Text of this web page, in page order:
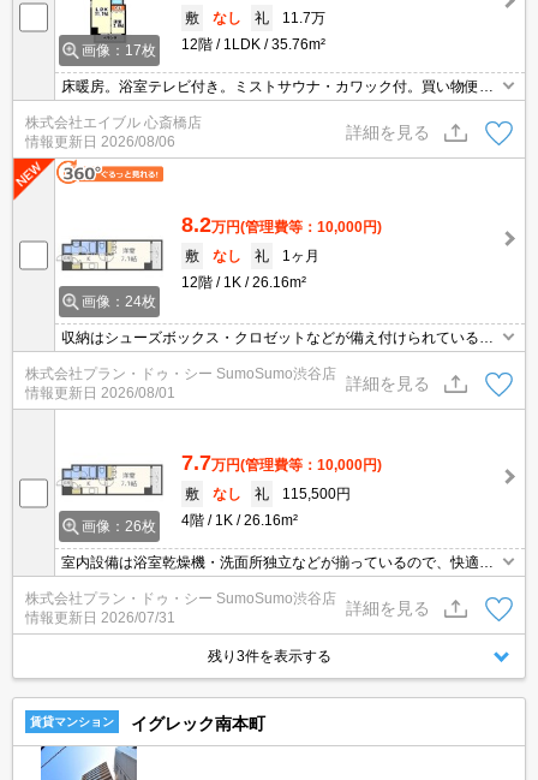
画像：17枚
敷
なし 礼
11.7万
12階
1LDK 35.76m²
床暖房。浴室テレビ付き。ミストサウナ・カワック付。買い物便利
でウキウキ。退去時清掃費33,000円。
株式会社エイブル 心斎橋店
情報更新日 2026/08/06
詳細を見る
画像：24枚
8.2万円(管理費等：10,000円)
敷
なし 礼
1ヶ月
12階
1K 26.16m²
収納はシューズボックス・クロゼットなどが備え付けられているの
ゴミ出し24時間OKなど様々な設備やサービスが揃っているので便
利です。セキュリティ面は、オートロック・TVインターホンなどを
株式会社プラン・ドゥ・シー SumoSumo渋谷店
情報更新日 2026/08/01
詳細を見る
画像：26枚
7.7万円(管理費等：10,000円)
敷
なし 礼
115,500円
4階
1K 26.16m²
室内設備は浴室乾燥機・洗面所独立などが揃っているので、快適に
し24時間OKなど様々な設備やサービスが揃っているので便利で
す。セキュリティ面は、オートロック・TVインターホンなど充実し
株式会社プラン・ドゥ・シー SumoSumo渋谷店
情報更新日 2026/07/31
詳細を見る
残り3件を表示する
賃貸マンション イグレック南本町